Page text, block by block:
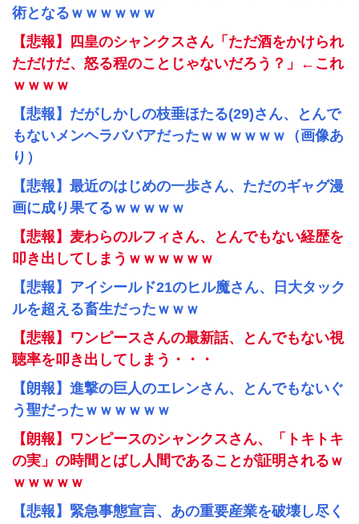
術となるｗｗｗｗｗｗ
【悲報】四皇のシャンクスさん「ただ酒をかけられ
ただけだ、怒る程のことじゃないだろう？」←これ
ｗｗｗｗ
【悲報】だがしかしの枝垂ほたる(29)さん、とんで
もないメンヘラババアだったｗｗｗｗｗｗ（画像あ
り）
【悲報】最近のはじめの一歩さん、ただのギャグ漫
画に成り果てるｗｗｗｗｗ
【悲報】麦わらのルフィさん、とんでもない経歴を
叩き出してしまうｗｗｗｗｗｗ
【悲報】アイシールド21のヒル魔さん、日大タック
ルを超える畜生だったｗｗｗ
【悲報】ワンピースさんの最新話、とんでもない視
聴率を叩き出してしまう・・・
【朗報】進撃の巨人のエレンさん、とんでもないぐ
う聖だったｗｗｗｗｗｗ
【朗報】ワンピースのシャンクスさん、「トキトキ
の実」の時間とばし人間であることが証明されるｗ
ｗｗｗｗｗ
【悲報】緊急事態宣言、あの重要産業を破壊し尽く